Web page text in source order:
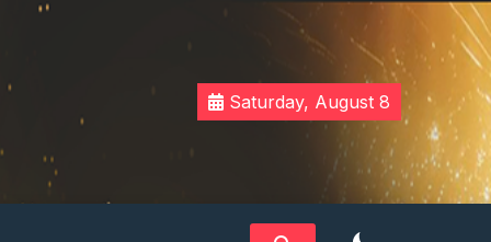
Saturday, August 8